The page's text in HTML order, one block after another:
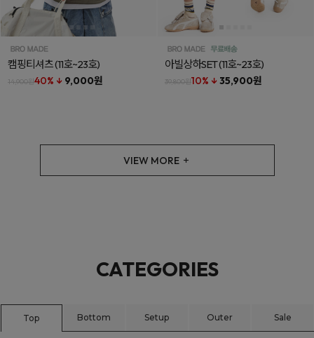
캠핑티셔츠(11호~23호)
14,900원40% ↓ 9,000원
아빌상하SET(11호~23호)
39,800원10% ↓ 35,900원
VIEW MORE
CATEGORIES
Top Bottom Setup Outer Sale